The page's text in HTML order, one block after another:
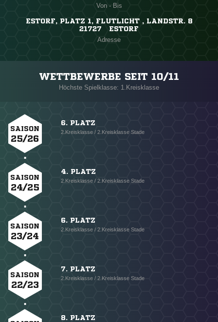
Von - Bis
ESTORF, PLATZ 1, FLUTLICHT , LANDSTR. 8
21727 ESTORF
Adresse
WETTBEWERBE SEIT 10/11
Höchste Spielklasse: 1.Kreisklasse
SAISON
25/26
6. PLATZ
2.Kreisklasse / 2.Kreisklasse Stade
SAISON
24/25
4. PLATZ
2.Kreisklasse / 2.Kreisklasse Stade
SAISON
23/24
6. PLATZ
2.Kreisklasse / 2.Kreisklasse Stade
SAISON
22/23
7. PLATZ
2.Kreisklasse / 2.Kreisklasse Stade
8. PLATZ